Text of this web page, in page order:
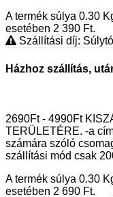
A termék súlya 0.30
esetében 2 390 Ft.
Szállítási díj:
Házhoz szállítás,
2690Ft - 4990Ft
TERÜLETÉRE. -a
számára szóló
szállítási mód csak
A termék súlya 0.30
esetében 2 690 Ft.